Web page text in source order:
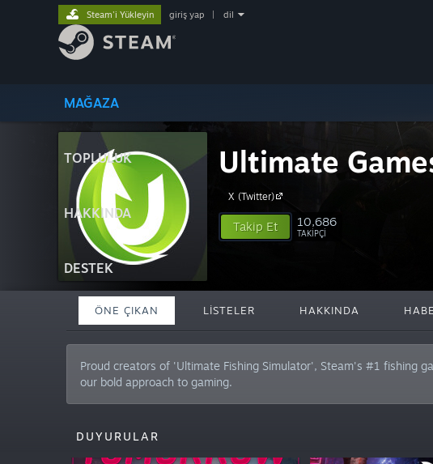
MAĞAZA
TOPLULUK
HAKKINDA
DESTEK
Steam'i Yükleyin giriş yap dil
Ultimate
X (Twitter)
Takip Et 10,686
TAKIPÇI
ÖNE ÇIKAN LISTELER HAKKINDA
Proud creators of 'Ultimate Fishing Simulator', Steam's #1 fishing
our bold approach to gaming.
DUYURULAR